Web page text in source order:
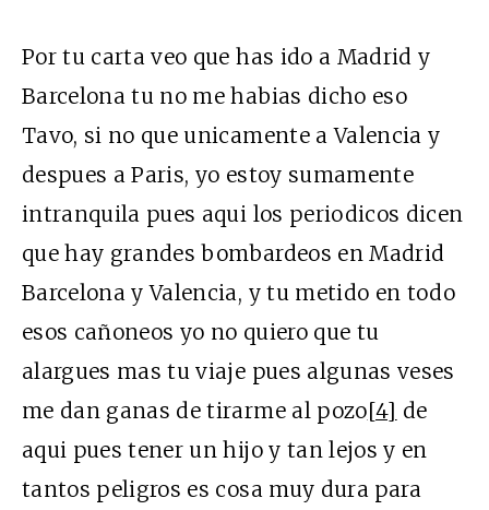
Por tu carta veo que has ido a Madrid y
Barcelona tu no me habias dicho eso
Tavo, si no que unicamente a Valencia y
despues a Paris, yo estoy sumamente
intranquila pues aqui los periodicos dicen
que hay grandes bombardeos en Madrid
Barcelona y Valencia, y tu metido en todo
esos cañoneos yo no quiero que tu
alargues mas tu viaje pues algunas veses
me dan ganas de tirarme al pozo[4] de
aqui pues tener un hijo y tan lejos y en
tantos peligros es cosa muy dura para